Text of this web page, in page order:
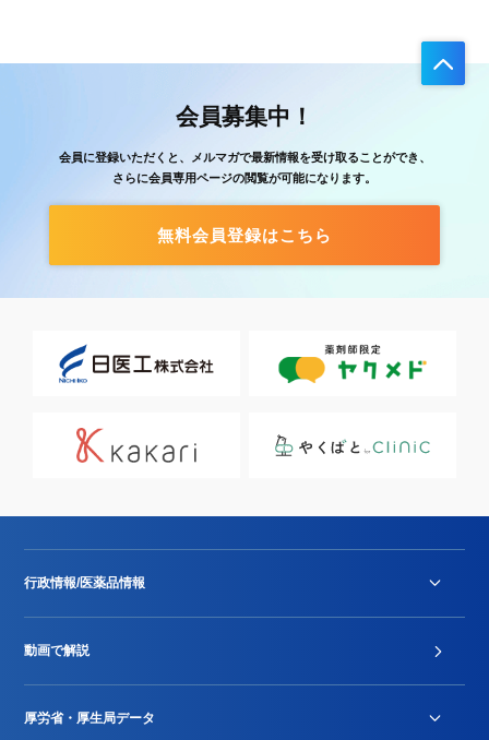
会員募集中！
会員に登録いただくと、メルマガで最新情報を受け取ることができ、
さらに会員専用ページの閲覧が可能になります。
無料会員登録はこちら
行政情報/医薬品情報
Stu-GEレポート
動画で解説
厚労省・厚生局データ